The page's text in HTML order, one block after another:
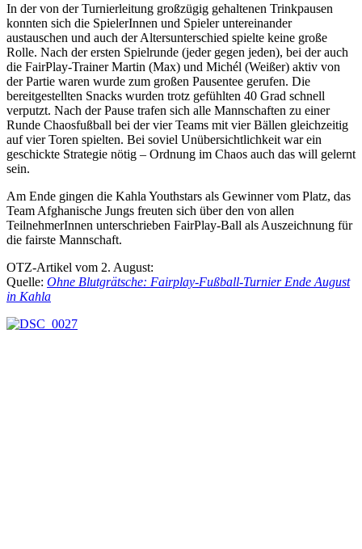
In der von der Turnierleitung großzügig gehaltenen Trinkpausen
konnten sich die SpielerInnen und Spieler untereinander
austauschen und auch der Altersunterschied spielte keine große
Rolle. Nach der ersten Spielrunde (jeder gegen jeden), bei der auch
die FairPlay-Trainer Martin (Max) und Michél (Weißer) aktiv von
der Partie waren wurde zum großen Pausentee gerufen. Die
bereitgestellten Snacks wurden trotz gefühlten 40 Grad schnell
verputzt. Nach der Pause trafen sich alle Mannschaften zu einer
Runde Chaosfußball bei der vier Teams mit vier Bällen gleichzeitig
auf vier Toren spielten. Bei soviel Unübersichtlichkeit war ein
geschickte Strategie nötig – Ordnung im Chaos auch das will gelernt
sein.
Am Ende gingen die Kahla Youthstars als Gewinner vom Platz, das
Team Afghanische Jungs freuten sich über den von allen
TeilnehmerInnen unterschrieben FairPlay-Ball als Auszeichnung für
die fairste Mannschaft.
OTZ-Artikel vom 2. August:
Quelle: Ohne Blutgrätsche: Fairplay-Fußball-Turnier Ende August
in Kahla